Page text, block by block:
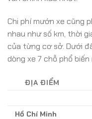
Chi phí mướn xe cũng
nhau như số km, thời
của từng cơ sở. Dưới
dòng xe 7 chỗ phổ biến
ĐỊA ĐIỂM
Hồ Chí Minh